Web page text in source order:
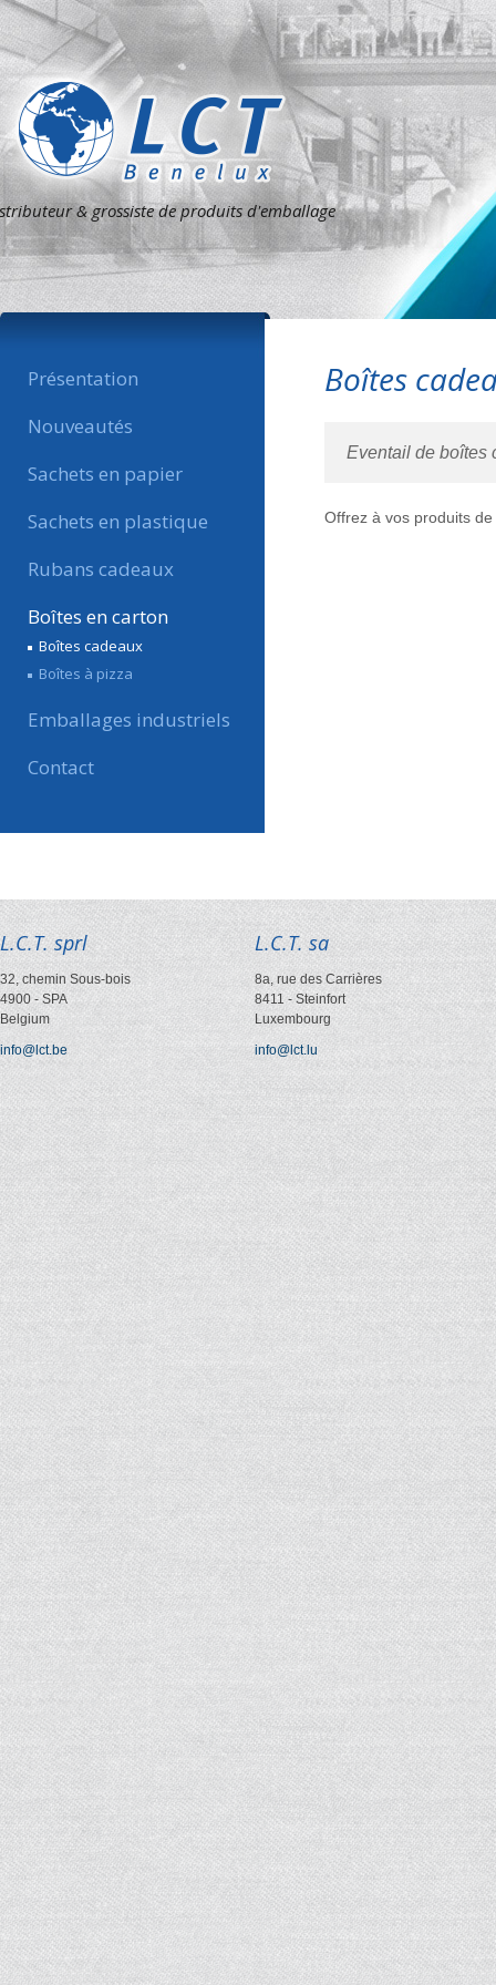
& grossiste de produits d'emballage
Présentation
Nouveautés
Sachets en papier
Sachets en plastique
Rubans cadeaux
Boîtes en carton
Boîtes cadeaux
Boîtes à pizza
Emballages industriels
Contact
Boîtes
Eventail de boîtes
Offrez à vos produits
L.C.T. sprl
32, chemin Sous-bois
4900 -SPA
Belgium
info@lct.be
L.C.T. sa
8a, rue des Carrières
8411 - Steinfort
Luxembourg
info@lct.lu